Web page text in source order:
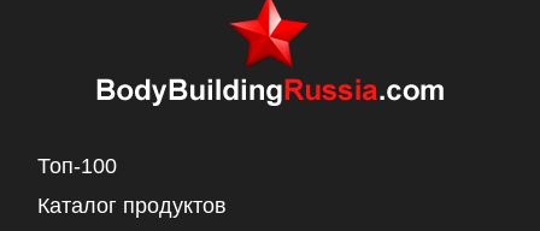
Топ-100
Каталог продуктов